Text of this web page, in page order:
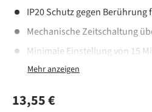
IP20 Schutz gegen Berührung
Mechanische Zeitschaltung
Minimale Einstellung von 15
Steuerung
Ein/Aus-Programmierungen
Normaler Preis
13,55 €